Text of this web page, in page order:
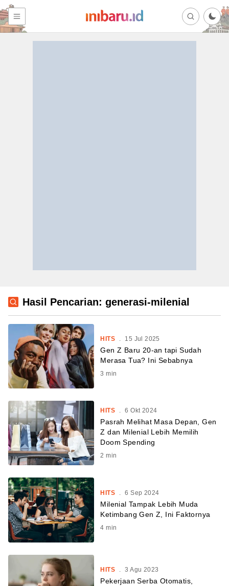
Hasil Pencarian: generasi-milenial
HITS . 15 Jul 2025
Gen Z Baru 20-an tapi Sudah
Merasa Tua? Ini Sebabnya
3 min
HITS . 6 Okt 2024
Pasrah Melihat Masa Depan, Gen
Z dan Milenial Lebih Memilih
Doom Spending
2 min
HITS 6 Sep 2024
Milenial Tampak Lebih Muda
Ketimbang Gen Z, Ini Faktornya
4 min
HITS . 3 Agu 2023
Pekerjaan Serba Otomatis,